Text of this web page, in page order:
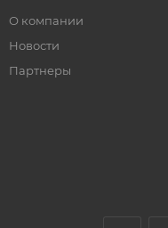
О компании
Новости
Партнеры